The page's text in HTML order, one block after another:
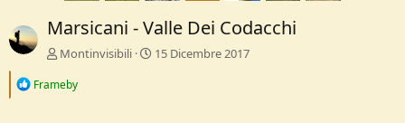
Marsicani - Valle Dei Codacchi
Montinvisibili 15 Dicembre 2017
R
Frameby